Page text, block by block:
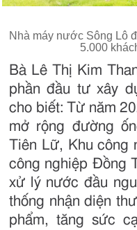
Nhà máy nước Sông Lô
5.000
Bà Lê Thị Kim
phần đầu tư xây
cho biết: Từ năm
mở rộng đường
Tiên Lữ, Khu công
công nghiệp Đồng
xử lý nước đầu
thống nhận diện
phẩm, tăng sức